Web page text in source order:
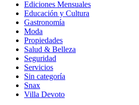
Ediciones Mensuales
Educación y Cultura
Gastronomía
Moda
Propiedades
Salud & Belleza
Seguridad
Servicios
Sin categoría
Snax
Villa Devoto